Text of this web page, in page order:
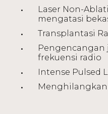
Laser Non-
mengatasi
Transplantasi
frekuensi radio
Intense Pulsed